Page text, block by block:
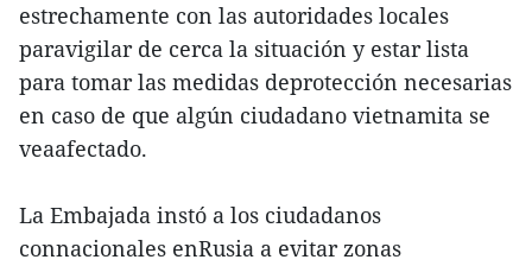
estrechamente con las autoridades locales
paravigilar de cerca la situación y estar lista
para tomar las medidas deprotección necesarias
en caso de que algún ciudadano vietnamita se
veaafectado.
La Embajada instó a los ciudadanos
connacionales enRusia a evitar zonas